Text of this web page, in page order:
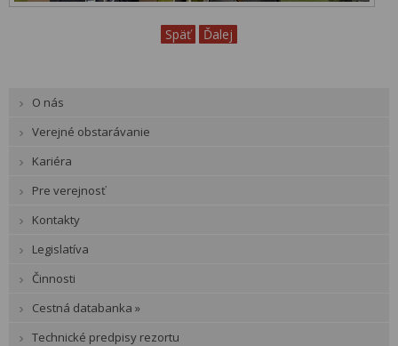
Späť Ďalej
O nás
Verejné obstarávanie
Kariéra
Pre verejnosť
Kontakty
Legislatíva
Činnosti
Cestná databanka »
Technické predpisy rezortu